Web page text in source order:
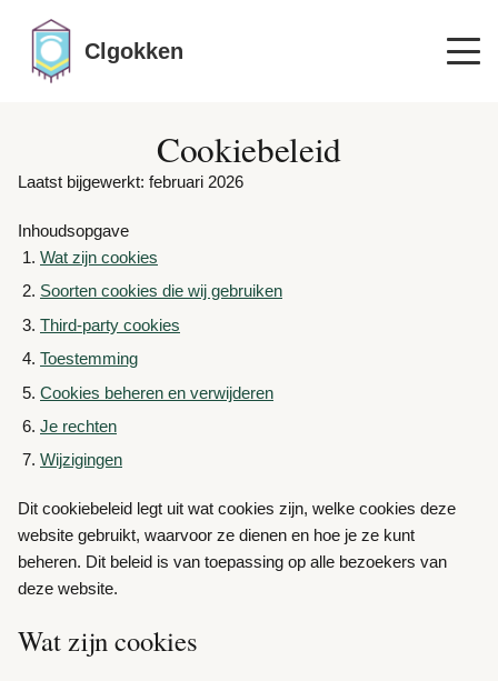
Clgokken
Cookiebeleid
Laatst bijgewerkt: februari 2026
Inhoudsopgave
Wat zijn cookies
Soorten cookies die wij gebruiken
Third-party cookies
Toestemming
Cookies beheren en verwijderen
Je rechten
Wijzigingen
Dit cookiebeleid legt uit wat cookies zijn, welke cookies deze
website gebruikt, waarvoor ze dienen en hoe je ze kunt
beheren. Dit beleid is van toepassing op alle bezoekers van
deze website.
Wat zijn cookies